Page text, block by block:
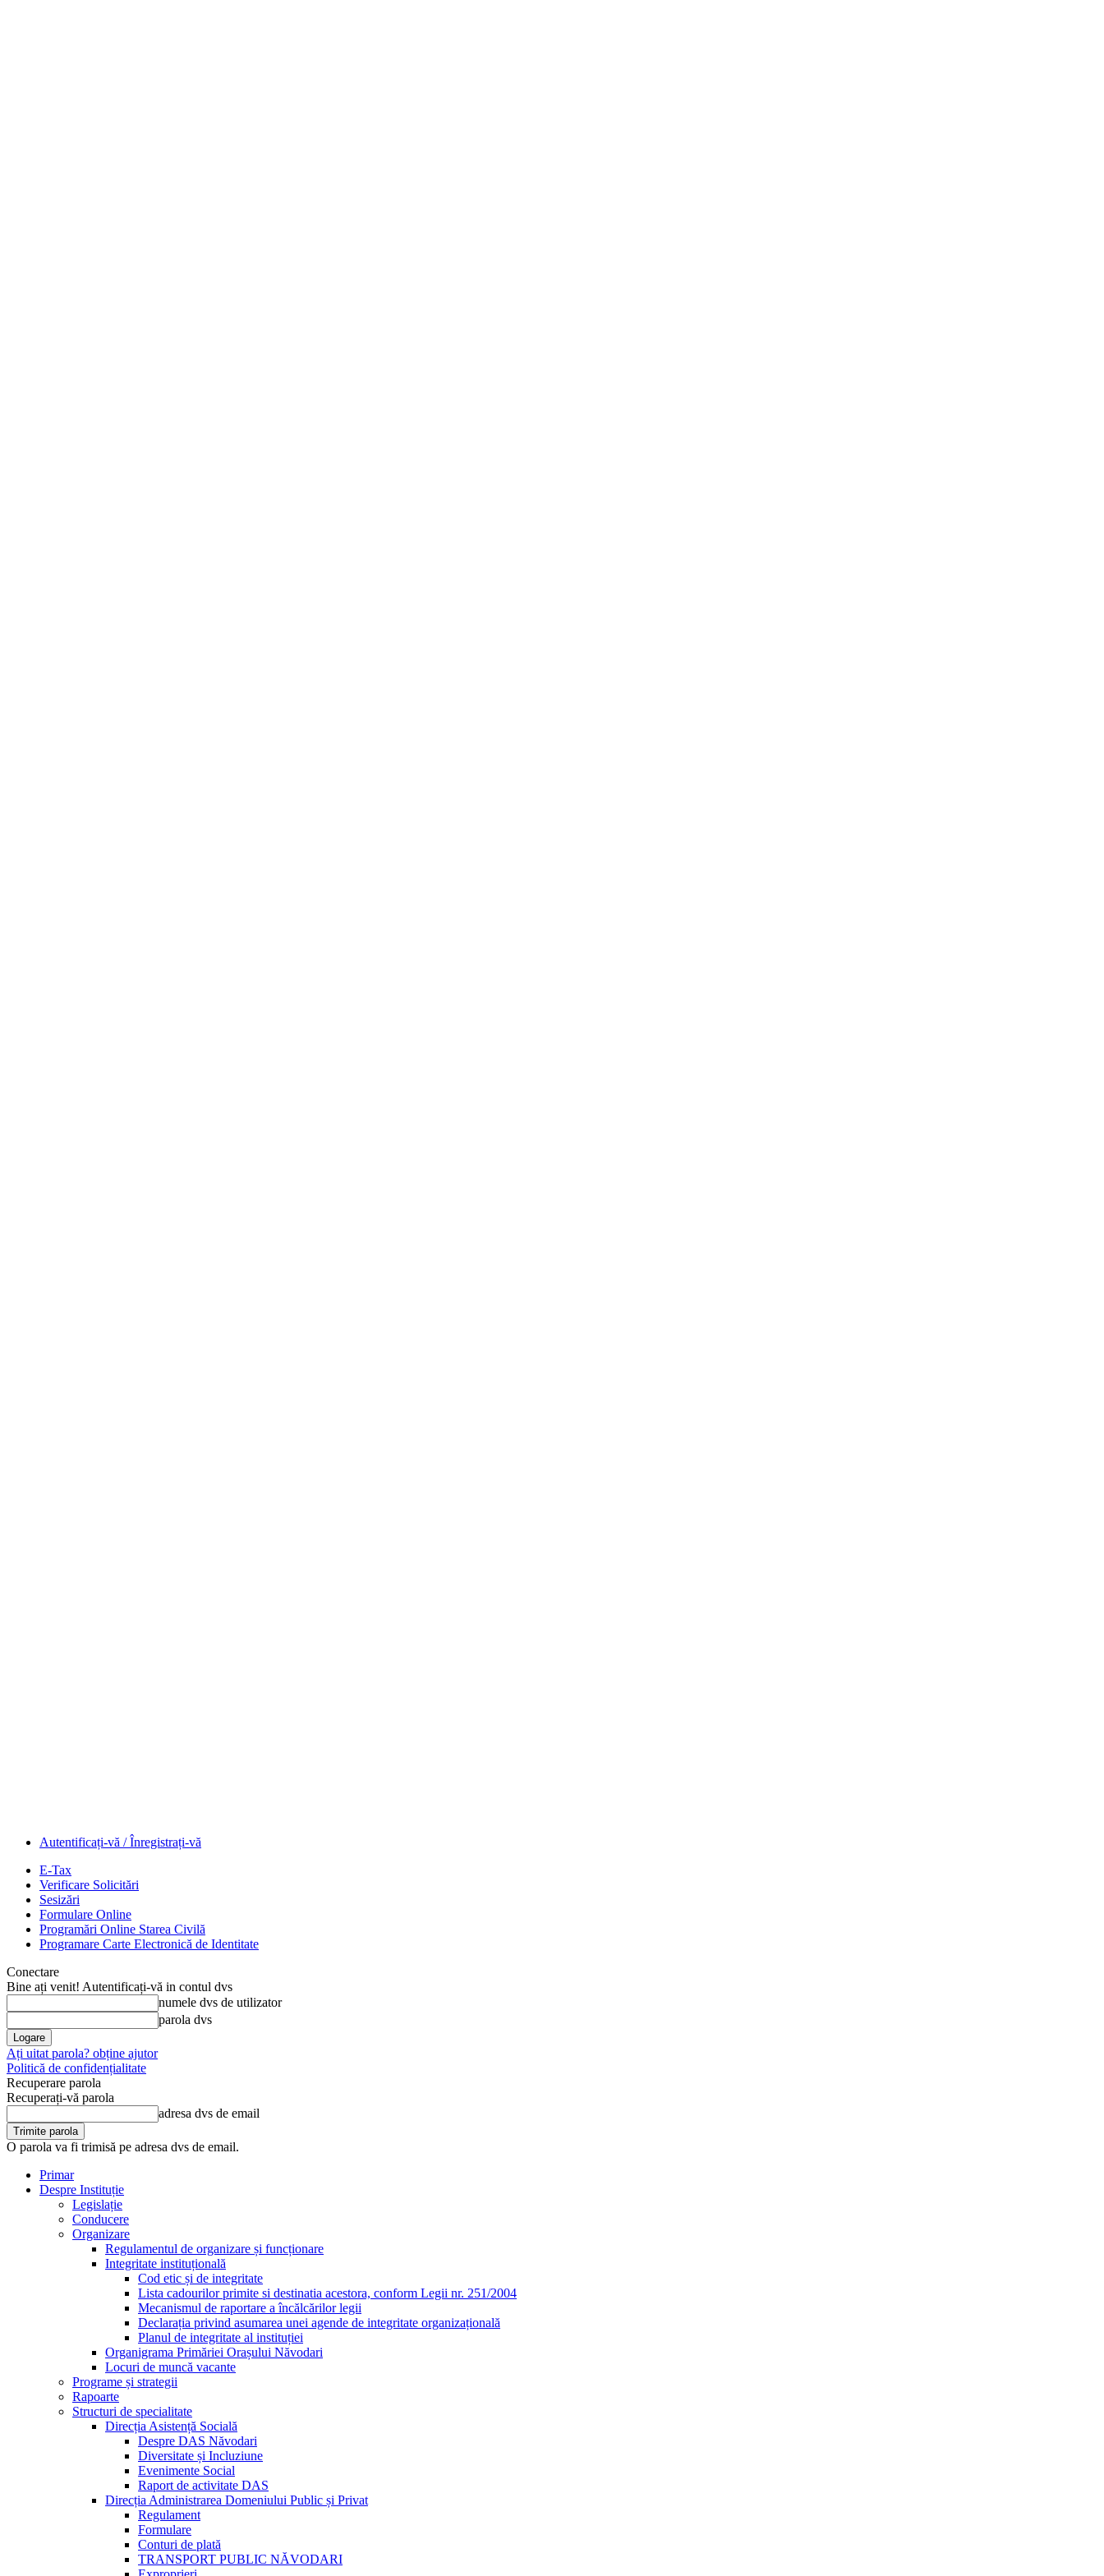
Autentificați-vă / Înregistrați-vă
E-Tax
Verificare Solicitări
Sesizări
Formulare Online
Programări Online Starea Civilă
Programare Carte Electronică de Identitate
Conectare
Bine ați venit! Autentificați-vă in contul dvs
numele dvs de utilizator
parola dvs
Ați uitat parola? obține ajutor
Politică de confidențialitate
Recuperare parola
Recuperați-vă parola
adresa dvs de email
O parola va fi trimisă pe adresa dvs de email.
Primar
Despre Instituție
Legislație
Conducere
Organizare
Regulamentul de organizare și funcționare
Integritate instituțională
Cod etic și de integritate
Lista cadourilor primite si destinatia acestora, conform Legii nr. 251/2004
Mecanismul de raportare a încălcărilor legii
Declarația privind asumarea unei agende de integritate organizațională
Planul de integritate al instituției
Organigrama Primăriei Orașului Năvodari
Locuri de muncă vacante
Programe și strategii
Rapoarte
Structuri de specialitate
Direcția Asistență Socială
Despre DAS Năvodari
Diversitate și Incluziune
Evenimente Social
Raport de activitate DAS
Direcția Administrarea Domeniului Public și Privat
Regulament
Formulare
Conturi de plată
TRANSPORT PUBLIC NĂVODARI